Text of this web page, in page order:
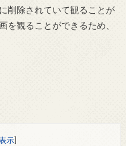
削除されていて観ることが
を観ることができるため、
示]